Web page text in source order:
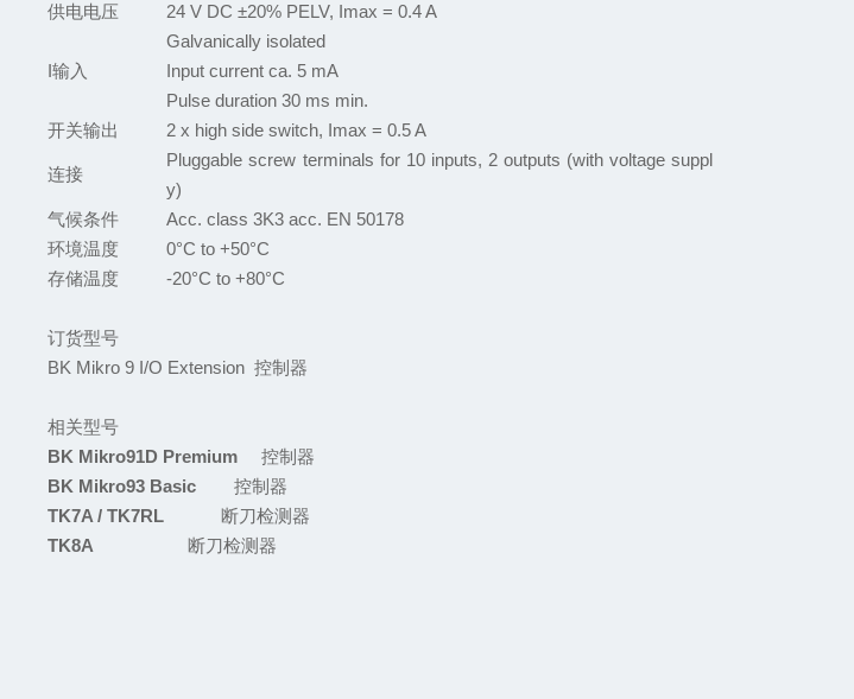
供电电压
24 V DC ±20% PELV, Imax = 0.4 A
I输入
Galvanically isolated
Input current ca. 5 mA
Pulse duration 30 ms min.
开关输出
2 x high side switch, Imax = 0.5 A
连接
Pluggable screw terminals for 10 inputs, 2 outputs (with voltage suppl
y)
气候条件
Acc. class 3K3 acc. EN 50178
环境温度
0°C to +50°C
存储温度
-20°C to +80°C
订货型号
BK Mikro 9 I/O Extension控制器
相关型号
BK Mikro91D Premium
控制器
BK Mikro93 Basic
控制器
TK7A / TK7RL
断刀检测器
TK8A
断刀检测器